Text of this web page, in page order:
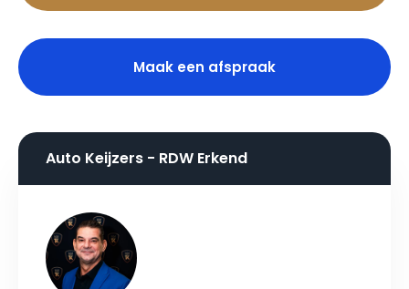
Maak een afspraak
Auto Keijzers - RDW Erkend